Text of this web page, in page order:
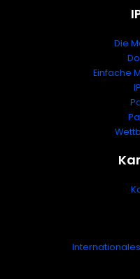
Die
Einfache